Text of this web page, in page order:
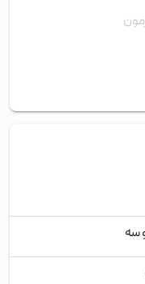
بهتر